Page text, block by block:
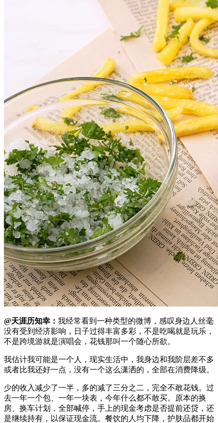
@天涯历知幸： 我经常看到一种类型的微博，感叹身边人丝毫
没有受到经济影响，日子过得丰富多彩，不是吃喝就是玩乐，
不是跨境游就是演唱会，花钱那叫一个随心所欲。
我估计我可能是一个人，现实生活中，我身边和我阶层差不多
或者比我还好一点，没有一个这么潇洒的，全部在消费降级。
少的收入减少了一半，多的减了三分之二，完全不敢花钱。过
去一年一个包、一年一块表，今年什么都不敢买。原本的换
房、换车计划，全部喊停，手上的现金考虑是否提前还贷，还
是继续持有，以保证现金流。餐饮的人均下降，护肤品都开始